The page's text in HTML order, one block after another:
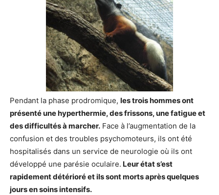
Pendant la phase prodromique, les trois hommes ont
présenté une hyperthermie, des frissons, une fatigue et
des difficultés à marcher. Face à l’augmentation de la
confusion et des troubles psychomoteurs, ils ont été
hospitalisés dans un service de neurologie où ils ont
développé une parésie oculaire. Leur état s’est
rapidement détérioré et ils sont morts après quelques
jours en soins intensifs.